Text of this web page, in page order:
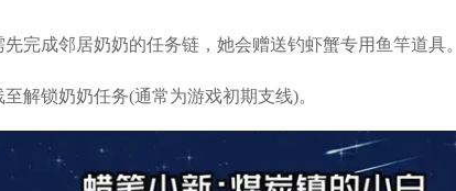
完成邻居奶奶的任务链，她会赠送钓虾蟹专用鱼竿道具。
解锁奶奶任务(通常为游戏初期支线)。